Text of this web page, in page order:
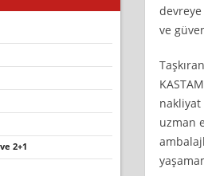
devreye
ve
nakliyat
uzman
2+1